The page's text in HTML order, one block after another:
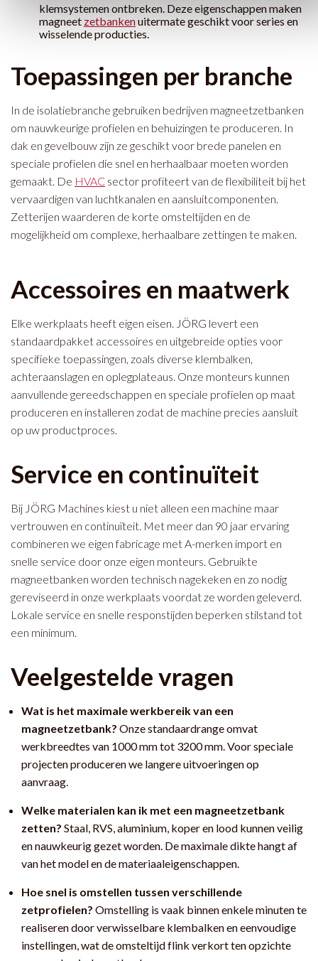
klemsystemen ontbreken. Deze eigenschappen maken
magneet zetbankenuitermate geschikt voor series en
wisselende producties.
Toepassingen per branche
In de isolatiebranche gebruiken bedrijven magneetzetbanken
om nauwkeurige profielen en behuizingen te produceren. In
dak en gevelbouw zijn ze geschikt voor brede panelen en
speciale profielen die snel en herhaalbaar moeten worden
gemaakt. De HVAC sector profiteert van de flexibiliteit bij het
vervaardigen van luchtkanalen en aansluitcomponenten.
Zetterijen waarderen de korte omsteltijden en de
mogelijkheid om complexe, herhaalbare zettingen te maken.
Accessoires en maatwerk
Elke werkplaats heeft eigen eisen. JÖRG levert een
standaardpakket accessoires en uitgebreide opties voor
specifieke toepassingen, zoals diverse klembalken,
achteraanslagen en oplegplateaus. Onze monteurs kunnen
aanvullende gereedschappen en speciale profielen op maat
produceren en installeren zodat de machine precies aansluit
op uw productproces.
Service en continuïteit
Bij JÖRG Machines kiest u niet alleen een machine maar
vertrouwen en continuïteit. Met meer dan 90 jaar ervaring
combineren we eigen fabricage met A-merken import en
snelle service door onze eigen monteurs. Gebruikte
magneetbanken worden technisch nagekeken en zo nodig
gereviseerd in onze werkplaats voordat ze worden geleverd.
Lokale service en snelle responstijden beperken stilstand tot
een minimum.
Veelgestelde vragen
Wat is het maximale werkbereik van een
magneetzetbank? Onze standaardrange omvat
werkbreedtes van 1000 mm tot 3200 mm. Voor speciale
projecten produceren we langere uitvoeringen op
aanvraag.
Welke materialen kan ik met een magneetzetbank
zetten? Staal, RVS, aluminium, koper en lood kunnen veilig
en nauwkeurig gezet worden. De maximale dikte hangt af
van het model en de materiaaleigenschappen.
Hoe snel is omstellen tussen verschillende
zetprofielen? Omstelling is vaak binnen enkele minuten te
realiseren door verwisselbare klembalken en eenvoudige
instellingen, wat de omsteltijd flink verkort ten opzichte